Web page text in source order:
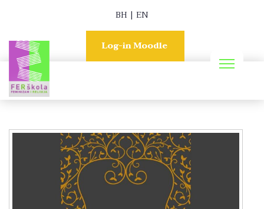
BH | EN
Log-in Moodle